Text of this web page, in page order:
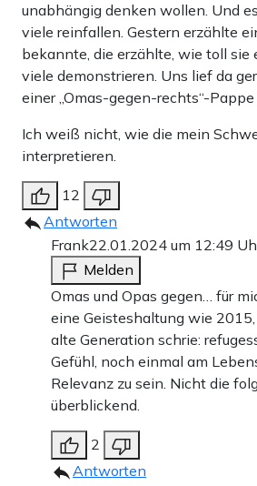
unabhängig denken wollen. Und
viele reinfallen. Gestern erzählte
bekannte, die erzählte, wie toll sie
viele demonstrieren. Uns lief da
einer „Omas-gegen-rechts“-
Ich weiß nicht, wie die mein
interpretieren.
12
Antworten
Frank22.01.2024 um 12:49
Melden
Omas und Opas gegen… für
eine Geisteshaltung wie
alte Generation schrie:
Gefühl, noch einmal am
Relevanz zu sein. Nicht die
überblickend.
2
Antworten